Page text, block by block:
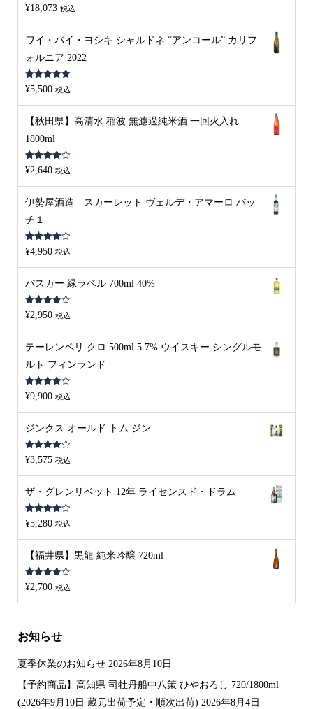
5段階中5.00
の評価
¥18,073 税込
ワイ・バイ・ヨシキ シャルドネ “アンコール” カリフ
ォルニア 2022
5段階中 5.00
の評価
¥5,500 税込
【秋田県】高清水 稲波 無濾過純米酒 一回火入れ
1800ml
5段階中
4.00の評
¥2,640 税込
伊勢屋酒造 スカーレット ヴェルデ・アマーロ バッ
チ１
5段階中
4.00の評
¥4,950 税込
バスカー 緑ラベル 700ml 40%
5段階中
4.00の評
¥2,950 税込
テーレンペリ クロ 500ml 5.7% ウイスキー シングルモ
ルト フィンランド
5段階中
4.00の評
¥9,900 税込
ジンクス オールド トム ジン
5段階中
4.00の評
¥3,575 税込
ザ・グレンリベット 12年 ライセンスド・ドラム
5段階中
4.00の評
¥5,280 税込
【福井県】黒龍 純米吟醸 720ml
5段階中
4.00の評
¥2,700 税込
お知らせ
夏季休業のお知らせ 2026年8月10日
【予約商品】高知県 司牡丹船中八策 ひやおろし 720/1800ml
(2026年9月10日 蔵元出荷予定・順次出荷) 2026年8月4日